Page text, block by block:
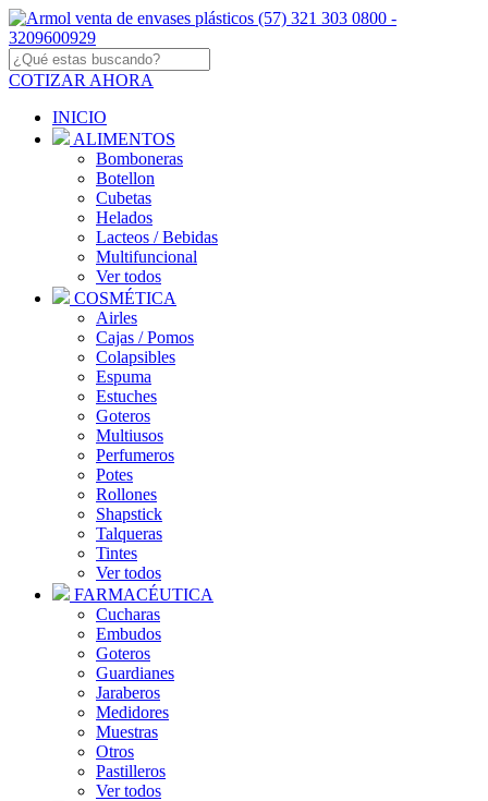
COTIZAR AHORA
INICIO
ALIMENTOS
Bomboneras
Botellon
Cubetas
Helados
Lacteos / Bebidas
Multifuncional
Ver todos
COSMÉTICA
Airles
Cajas / Pomos
Colapsibles
Espuma
Estuches
Goteros
Multiusos
Perfumeros
Potes
Rollones
Shapstick
Talqueras
Tintes
Ver todos
FARMACÉUTICA
Cucharas
Embudos
Goteros
Guardianes
Jaraberos
Medidores
Muestras
Otros
Pastilleros
Ver todos